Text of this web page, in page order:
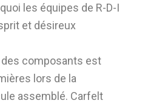
les équipes de R-D-I
et désireux
des composants est
lors de la
assemblé. Carfelt